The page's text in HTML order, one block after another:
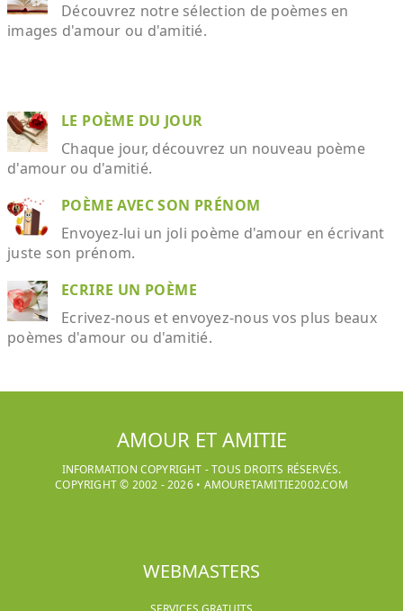
Découvrez notre sélection de poèmes en
images d'amour ou d'amitié.
LE POÈME DU JOUR
Chaque jour, découvrez un nouveau poème
d'amour ou d'amitié.
POÈME AVEC SON PRÉNOM
Envoyez-lui un joli poème d'amour en écrivant
juste son prénom.
ECRIRE UN POÈME
Ecrivez-nous et envoyez-nous vos plus beaux
poèmes d'amour ou d'amitié.
AMOUR ET AMITIE
INFORMATION COPYRIGHT - TOUS DROITS RÉSERVÉS.
COPYRIGHT © 2002 -2026• AMOURETAMITIE2002.COM
WEBMASTERS